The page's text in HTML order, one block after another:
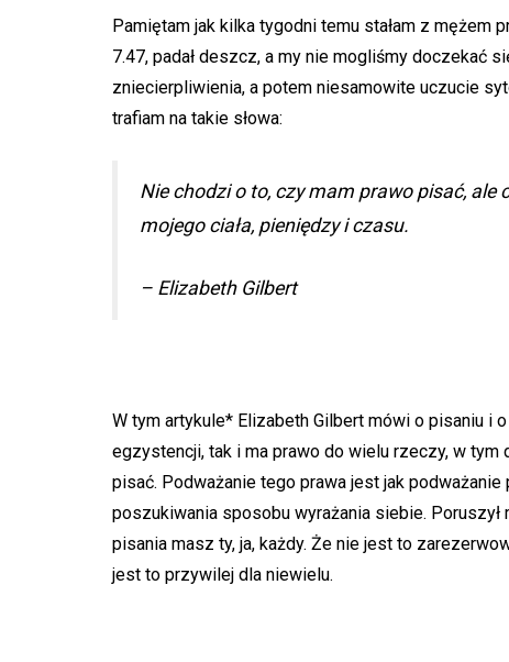
Pamiętam jak kilka tygodni temu stałam z mężem
7.47, padał deszcz, a my nie mogliśmy doczekać
zniecierpliwienia, a potem niesamowite uczucie
trafiam na takie słowa:
Nie chodzi o to, czy mam prawo pisać,
mojego ciała, pieniędzy i czasu.
– Elizabeth Gilbert
W tym artykule* Elizabeth Gilbert mówi o pisaniu i
egzystencji, tak i ma prawo do wielu rzeczy, w tym
pisać. Podważanie tego prawa jest jak
poszukiwania sposobu wyrażania siebie. Poruszył
pisania masz ty, ja, każdy. Że nie jest to
jest to przywilej dla niewielu.